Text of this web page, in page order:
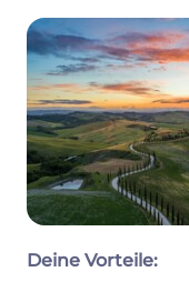
Deine Vorteile: